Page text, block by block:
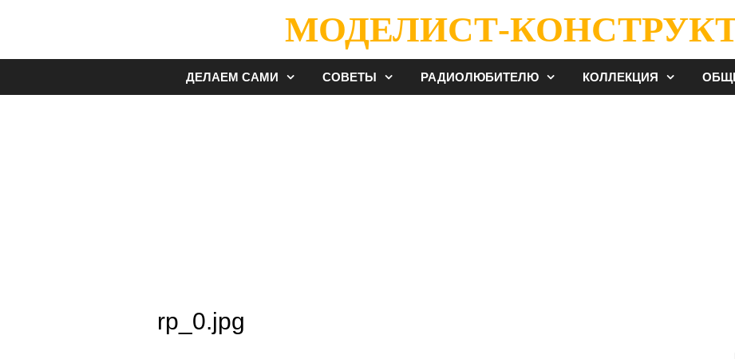
МОДЕЛИСТ-
ДЕЛАЕМ САМИ СОВЕТЫ РАДИОЛЮБИТЕЛЮ КОЛЛЕКЦИЯ
rp_0.jpg